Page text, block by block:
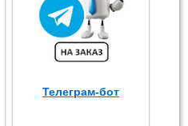
Телеграм-бот